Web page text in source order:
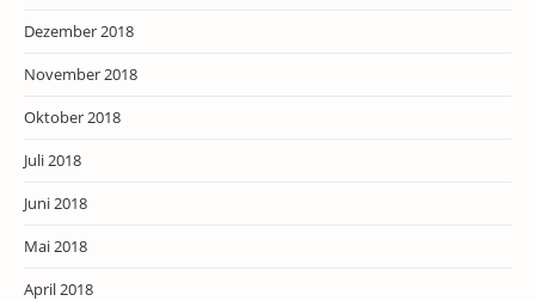
Dezember 2018
November 2018
Oktober 2018
Juli 2018
Juni 2018
Mai 2018
April 2018